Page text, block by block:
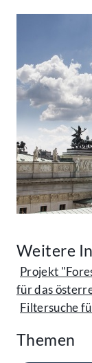
Weitere
Projekt
für das
Filtersuche
Themen